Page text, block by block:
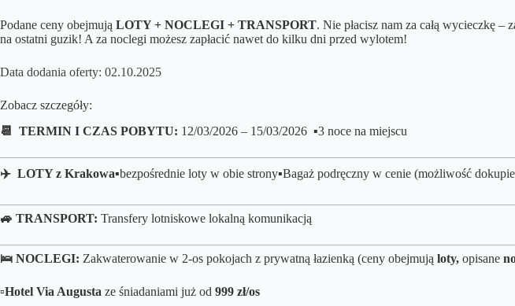
Podane ceny obejmują LOTY + NOCLEGI + TRANSPORT. Nie płacisz nam za całą wycieczkę
na ostatni guzik! A za noclegi możesz zapłacić nawet do kilku dni przed wylotem!
Data dodania oferty: 02.10.2025
Zobacz szczegóły:
📆 TERMIN I CZAS POBYTU: 12/03/2026 – 15/03/2026 ▪️3 noce na miejscu
✈️ LOTY z Krakowa▪️bezpośrednie loty w obie strony▪️Bagaż podręczny w cenie (możliwość
🚙 TRANSPORT: Transfery lotniskowe lokalną komunikacją
🛌 NOCLEGI: Zakwaterowanie w 2-os pokojach z prywatną łazienką (ceny obejmują loty, opisane
▫️Hotel Via Augusta ze śniadaniami już od 999 zł/os